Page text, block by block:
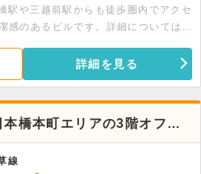
駅や三越前駅からも徒歩圏内でアクセ
感のあるビルです。詳細についてはお
詳細を見る
橋本町エリアの3階オフィ
線